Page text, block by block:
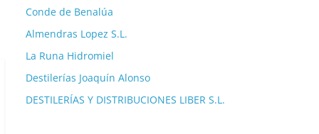
Conde de Benalúa
Almendras Lopez S.L.
La Runa Hidromiel
Destilerías Joaquín Alonso
DESTILERÍAS Y DISTRIBUCIONES LIBER S.L.